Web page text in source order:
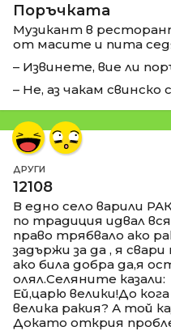
Поръчката
Музикант в
от масите и пита
– Извинете, вие ли
– Не, аз чакам свинско
ДРУГИ
12108
В едно село варили
по традиция идвал
право трябвало ако
задържи за да , я
ако била добра да,я
олял.Селяните казали:
Ей,царю велики!До
велика ракия? А той
Докато открия